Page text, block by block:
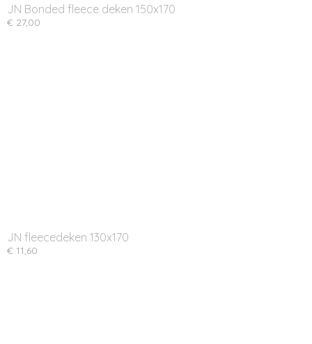
JN Bonded fleece deken 150x170
€ 27,00
JN fleecedeken 130x170
€ 11,60